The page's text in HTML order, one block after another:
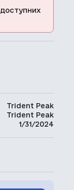
доступних
Trident Peak
Trident Peak
1/31/2024